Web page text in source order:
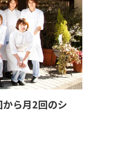
ら月2回のシ